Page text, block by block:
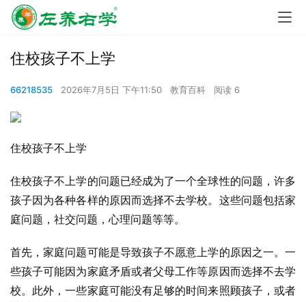
住校孩子不上学
66218535 2026年7月5日 下午11:50 教育百科 阅读 6
住校孩子不上学
住校孩子不上学的问题已经成为了一个全球性的问题，许多
孩子因为各种各样的原因而选择不去学校。这些问题包括家
庭问题，社交问题，心理问题等等。
首先，家庭问题可能是导致孩子不愿意上学的原因之一。一
些孩子可能因为家庭矛盾或者父母工作等原因而选择不去学
校。此外，一些家庭可能没有足够的时间来照顾孩子，或者